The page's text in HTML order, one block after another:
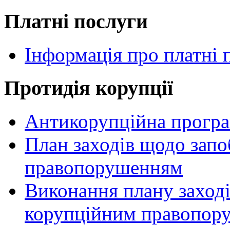
Платні послуги
Інформація про платні
Протидія корупції
Антикорупційна
План заходів щодо
правопорушенням
Виконання плану
корупційним